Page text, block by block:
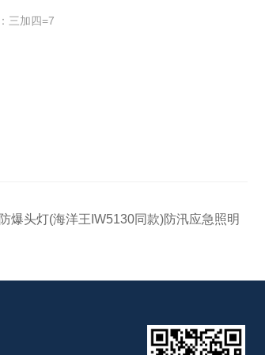
三加四=7
防爆头灯(海洋王IW5130同款)防汛应急照明